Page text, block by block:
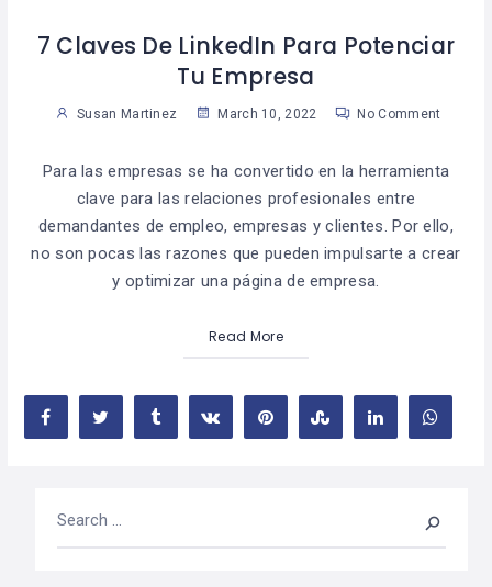
7 Claves De LinkedIn Para Potenciar
Tu Empresa
Susan Martinez March 10, 2022 No Comment
Para las empresas se ha convertido en la herramienta
clave para las relaciones profesionales entre
demandantes de empleo, empresas y clientes. Por ello,
no son pocas las razones que pueden impulsarte a crear
y optimizar una página de empresa.
Read More